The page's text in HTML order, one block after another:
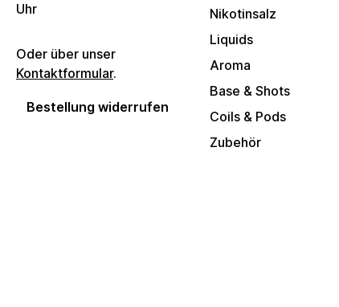
Uhr
Oder über unser
Kontaktformular.
Bestellung widerrufen
Nikotinsalz
Liquids
Aroma
Base & Shots
Coils & Pods
Zubehör